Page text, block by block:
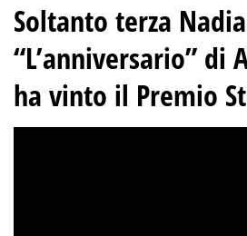
Soltanto terza
“L’anniversario” di
ha vinto il Premio